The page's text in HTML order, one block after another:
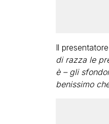
Il
di razza le
è – gli
benissimo